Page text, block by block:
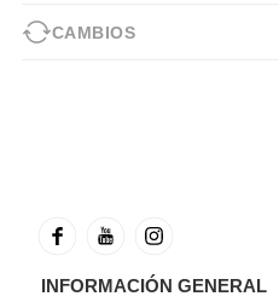
CAMBIOS
INFORMACIÓN GENERAL